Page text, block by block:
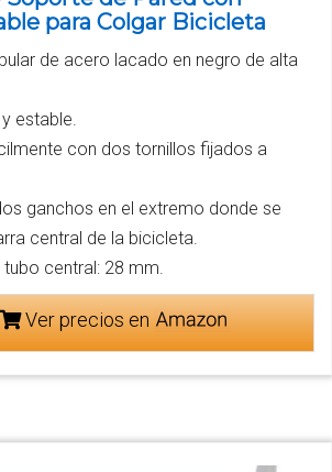
para Colgar Bicicleta
de acero lacado en negro de alta
estable.
con dos tornillos fijados a
ganchos en el extremo donde se
central de la bicicleta.
central: 28 mm.
Ver precios en